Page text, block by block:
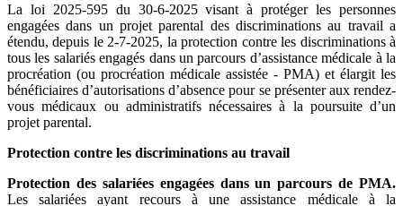
La loi 2025-595 du 30-6-2025 visant à protéger les personnes
engagées dans un projet parental des discriminations au travail a
étendu, depuis le 2-7-2025, la protection contre les discriminations à
tous les salariés engagés dans un parcours d’assistance médicale à la
procréation (ou procréation médicale assistée - PMA) et élargit les
bénéficiaires d’autorisations d’absence pour se présenter aux rendez-
vous médicaux ou administratifs nécessaires à la poursuite d’un
projet parental.
Protection contre les discriminations au travail
Protection des salariées engagées dans un parcours de PMA.
Les salariées ayant recours à une assistance médicale à la